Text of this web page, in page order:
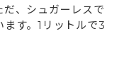
、シュガーレスで
す。1リットルで3